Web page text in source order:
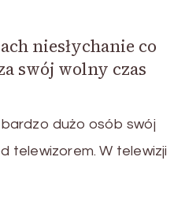
niesłychanie co
swój wolny czas
dużo osób swój
telewizorem. W telewizji